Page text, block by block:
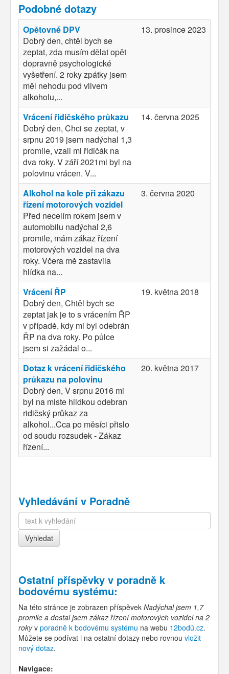
Podobné dotazy
Opětovné DPV
Dobrý den, chtěl bych se
zeptat, zda musím dělat opět
dopravně psychologické
vyšetření. 2 roky zpátky jsem
měl nehodu pod vlivem
alkoholu,...
13. prosince 2023
Vrácení řidičského průkazu
Dobrý den, Chci se zeptat, v
srpnu 2019 jsem nadýchal 1,3
promile, vzali mi řidičák na
dva roky. V září 2021mi byl na
polovinu vrácen. V...
14. června 2025
Alkohol na kole při zákazu
řízení motorových vozidel
Před necelím rokem jsem v
automobilu nadýchal 2,6
promile, mám zákaz řízení
motorových vozidel na dva
roky. Včera mě zastavila
hlídka na...
3. června 2020
Vrácení ŘP
Dobrý den, Chtěl bych se
zeptat jak je to s vrácením ŘP
v případě, kdy mi byl odebrán
ŘP na dva roky. Po půlce
jsem si zažádal o...
19. května 2018
Dotaz k vrácení řidičského
průkazu na polovinu
Dobrý den, V srpnu 2016 mi
byl na miste hlidkou odebran
ridičský průkaz za
alkohol...Cca po měsíci přislo
od soudu rozsudek - Zákaz
řízení...
20. května 2017
Vyhledávání v Poradně
Ostatní příspěvky v poradně k
bodovému systému:
Na této stránce je zobrazen příspěvek Nadýchal jsem 1,7
promile a dostal jsem zákaz řízení motorových vozidel na 2
rokyv poradně k bodovému systému na webu 12bodů.cz.
Můžete se podívat i na ostatní dotazy nebo rovnou vložit
nový dotaz.
Navigace: